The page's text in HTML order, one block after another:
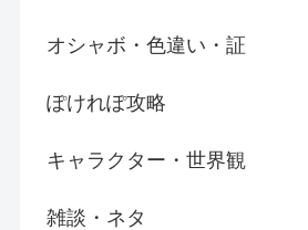
オシャボ・色違い・証
ぽけれぽ攻略
キャラクター・世界観
雑談・ネタ